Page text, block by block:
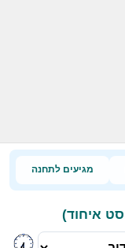
מגיעים לתחנה